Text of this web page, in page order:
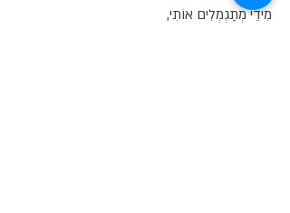
מִידֵי מְתַגְמְלִים אוֹתִי,